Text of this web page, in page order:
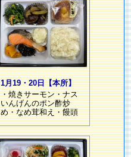
1月19・20日【本所】
・焼きサーモン・ナス
いんげんのポン酢炒
め・なめ茸和え・饅頭